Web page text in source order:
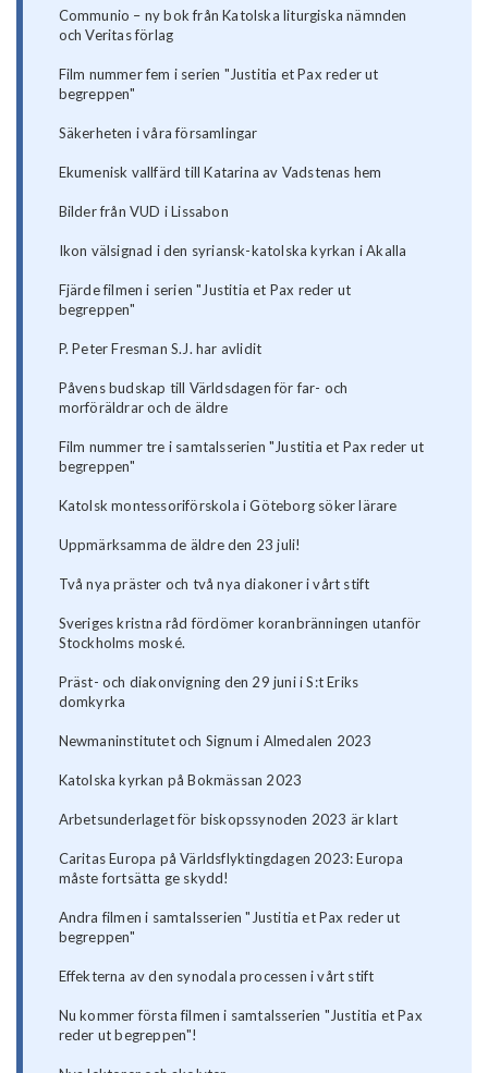
Communio – ny bok från Katolska liturgiska nämnden
och Veritas förlag
Film nummer fem i serien "Justitia et Pax reder ut
begreppen"
Säkerheten i våra församlingar
Ekumenisk vallfärd till Katarina av Vadstenas hem
Bilder från VUD i Lissabon
Ikon välsignad i den syriansk-katolska kyrkan i Akalla
Fjärde filmen i serien "Justitia et Pax reder ut
begreppen"
P. Peter Fresman S.J. har avlidit
Påvens budskap till Världsdagen för far- och
morföräldrar och de äldre
Film nummer tre i samtalsserien "Justitia et Pax reder ut
begreppen"
Katolsk montessoriförskola i Göteborg söker lärare
Uppmärksamma de äldre den 23 juli!
Två nya präster och två nya diakoner i vårt stift
Sveriges kristna råd fördömer koranbränningen utanför
Stockholms moské.
Präst- och diakonvigning den 29 juni i S:t Eriks
domkyrka
Newmaninstitutet och Signum i Almedalen 2023
Katolska kyrkan på Bokmässan 2023
Arbetsunderlaget för biskopssynoden 2023 är klart
Caritas Europa på Världsflyktingdagen 2023: Europa
måste fortsätta ge skydd!
Andra filmen i samtalsserien "Justitia et Pax reder ut
begreppen"
Effekterna av den synodala processen i vårt stift
Nu kommer första filmen i samtalsserien "Justitia et Pax
reder ut begreppen"!